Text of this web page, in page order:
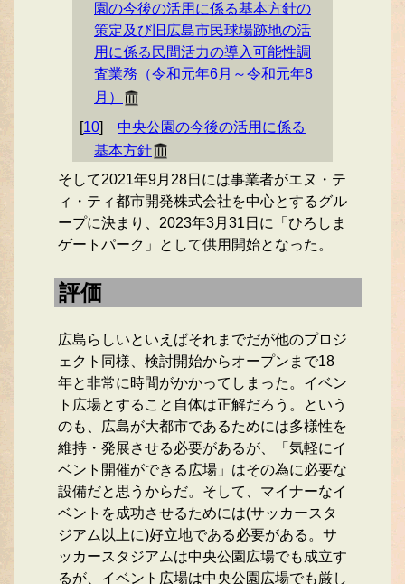
園の今後の活用に係る基本方針の
策定及び旧広島市民球場跡地の活
用に係る民間活力の導入可能性調
査業務（令和元年6月～令和元年8
月）
[10]
中央公園の今後の活用に係る
基本方針
そして2021年9月28日には事業者がエヌ・テ
ィ・ティ都市開発株式会社を中心とするグル
ープに決まり、2023年3月31日に「ひろしま
ゲートパーク」として供用開始となった。
評価
広島らしいといえばそれまでだが他のプロジ
ェクト同様、検討開始からオープンまで18
年と非常に時間がかかってしまった。イベン
ト広場とすること自体は正解だろう。という
のも、広島が大都市であるためには多様性を
維持・発展させる必要があるが、「気軽にイ
ベント開催ができる広場」はその為に必要な
設備だと思うからだ。そして、マイナーなイ
ベントを成功させるためには(サッカースタ
ジアム以上に)好立地である必要がある。サ
ッカースタジアムは中央公園広場でも成立す
るが、イベント広場は中央公園広場でも厳し